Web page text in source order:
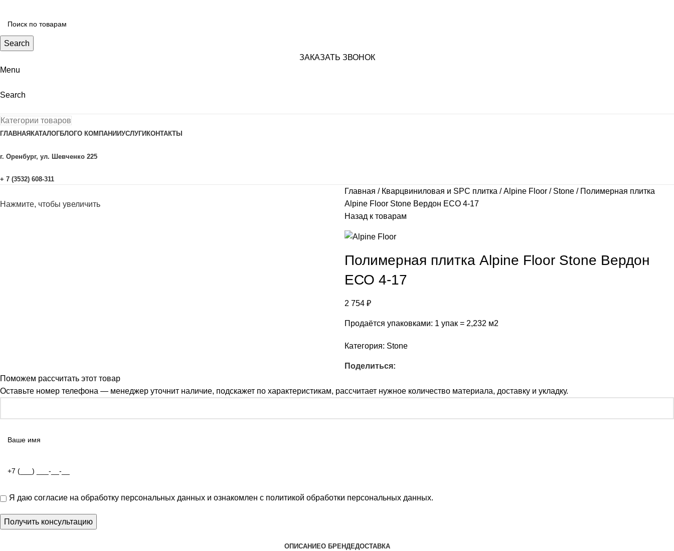
Search
ЗАКАЗАТЬ ЗВОНОК
Menu
Search
Категории товаров
ГЛАВНАЯ КАТАЛОГБЛОГО КОМПАНИИУСЛУГИ КОНТАКТЫ
г. Оренбург, ул. Шевченко 225
+ 7 (3532) 608-311
Нажмите, чтобы увеличить
Главная Кварцвиниловая и SPC плитка Alpine Floor Stone
Полимерная плитка
Alpine Floor Stone Вердон ЕСО 4-17
Назад к товарам
Полимерная плитка Alpine Floor Stone Вердон
ЕСО 4-17
2 754 ₽
Продаётся упаковками: 1 упак = 2,232 м2
Категория: Stone
Поделиться:
Поможем рассчитать этот товар
Оставьте номер телефона — менеджер уточнит наличие, подскажет по характеристикам, рассчитает нужное количество материала, доставку и укладку.
Я даю согласие на обработку персональных данных и ознакомлен с политикой обработки персональных данных.
ОПИСАНИЕО БРЕНДЕДОСТАВКА